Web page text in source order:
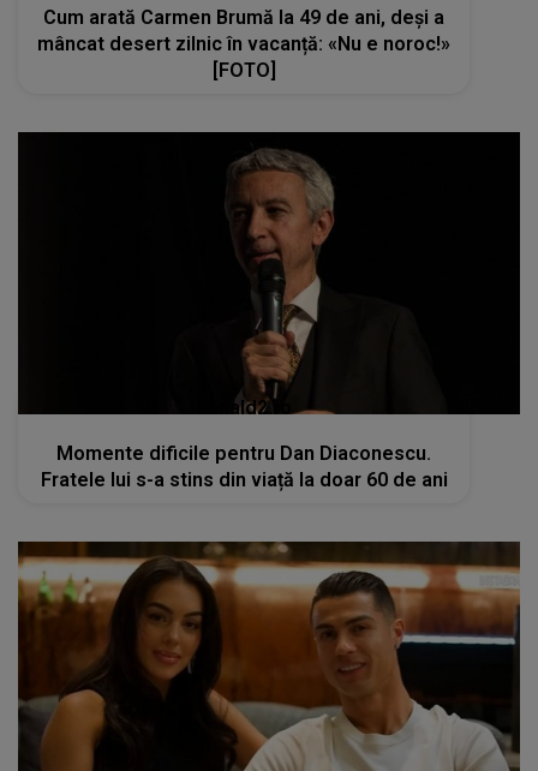
Cum arată Carmen Brumă la 49 de ani, deși a
mâncat desert zilnic în vacanță: «Nu e noroc!»
[FOTO]
kanald2.ro
Momente dificile pentru Dan Diaconescu.
Fratele lui s-a stins din viață la doar 60 de ani